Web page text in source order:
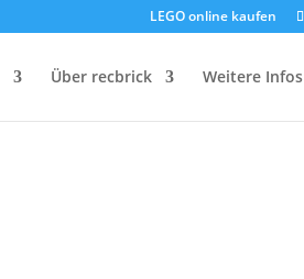
LEGO online kaufen
Über recbrick Weitere Infos